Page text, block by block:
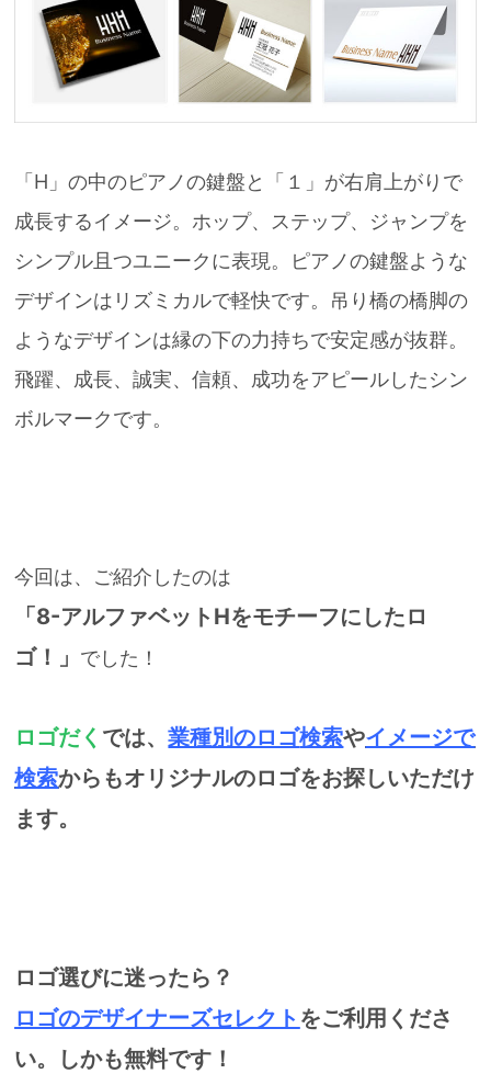
「H」の中のピアノの鍵盤と「１」が右肩上がりで
成長するイメージ。ホップ、ステップ、ジャンプを
シンプル且つユニークに表現。ピアノの鍵盤ような
デザインはリズミカルで軽快です。吊り橋の橋脚の
ようなデザインは縁の下の力持ちで安定感が抜群。
飛躍、成長、誠実、信頼、成功をアピールしたシン
ボルマークです。
今回は、ご紹介したのは
「8-アルファベットHをモチーフにしたロ
ゴ！」 でした！
ロゴだく では、業種別のロゴ検索やイメージで
検索からもオリジナルのロゴをお探しいただけ
ます。
ロゴ選びに迷ったら？
ロゴのデザイナーズセレクト をご利用くださ
い。しかも無料です！